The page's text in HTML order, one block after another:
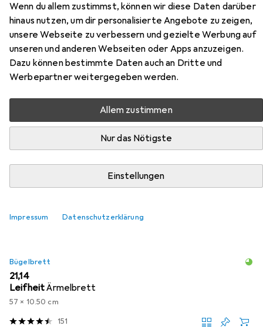
Wenn du allem zustimmst, können wir diese Daten darüber
hinaus nutzen, um dir personalisierte Angebote zu zeigen,
unsere Webseite zu verbessern und gezielte Werbung auf
unseren und anderen Webseiten oder Apps anzuzeigen.
Dazu können bestimmte Daten auch an Dritte und
Werbepartner weitergegeben werden.
Allem zustimmen
Nur das Nötigste
Einstellungen
Impressum Datenschutzerklärung
Zubehör für Tefal Ultragliss Anti-
Calc Plus FV6840E0 iron Steam
iron 2800 W Purple, Silver
Hier findest du passendes Zubehör zum Produkt Tefal
Ultragliss Anti-Calc Plus FV6840E0 iron Steam iron 2800
W Purple, Silver aus der Kategorie Bügelbrett.
Beliebt Tefal
Relevanz
Bügelbrett
EUR
21,14
LeifheitÄrmelbrett
57 x 10.50 cm
151